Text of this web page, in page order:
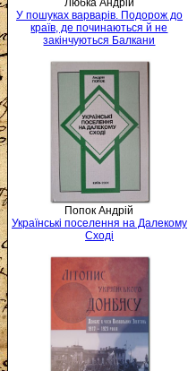
У пошуках варварів. Подорож до
країв, де починаються й не
закінчуються Балкани
Попок Андрій
Українські поселення на Далекому
Сході